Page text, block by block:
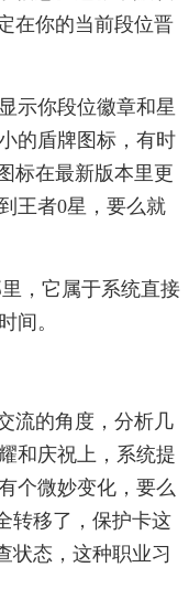
在你的当前段位晋
示你段位徽章和星
的盾牌图标，有时
标在最新版本里更
王者0星，要么就
，它属于系统直接
间。
流的角度，分析几
和庆祝上，系统提
个微妙变化，要么
转移了，保护卡这
状态，这种职业习